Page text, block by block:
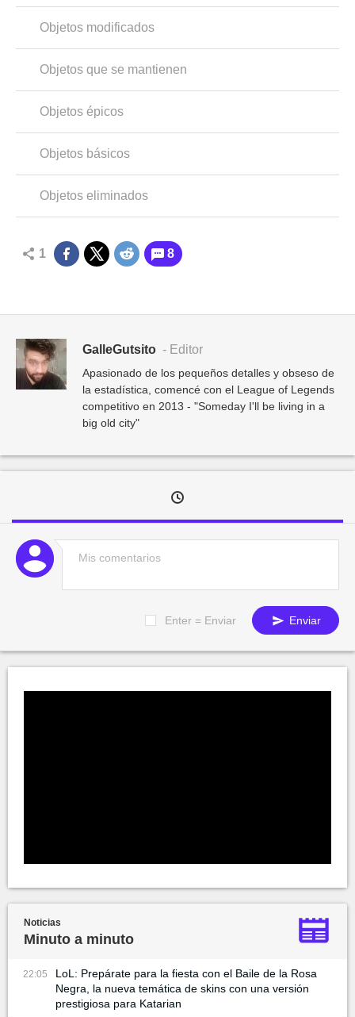
Objetos modificados
Objetos que se mantienen
Objetos épicos
Objetos básicos
Objetos eliminados
1 8
GalleGutsito - Editor
Apasionado de los pequeños detalles y obseso de
la estadística, comencé con el League of Legends
competitivo en 2013 - "Someday I'll be living in a
big old city"
Enter = Enviar Enviar
Noticias
Minuto a minuto
22:05
LoL: Prepárate para la fiesta con el Baile de la Rosa
Negra, la nueva temática de skins con una versión
prestigiosa para Katarian